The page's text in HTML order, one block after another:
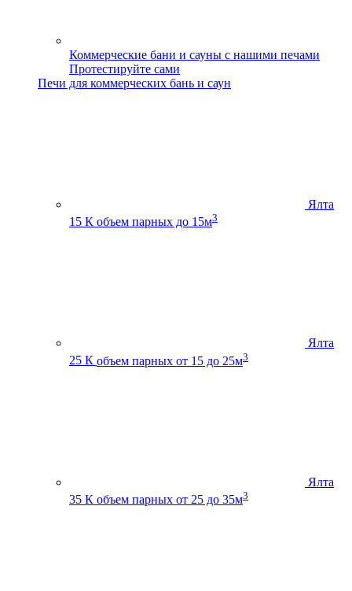
Коммерческие бани и сауны с нашими печами
Протестируйте сами
Печи для коммерческих бань и саун
Ялта
15 К объем парных до 15м3
Ялта
25 К объем парных от 15 до 25м3
Ялта
35 К объем парных от 25 до 35м3